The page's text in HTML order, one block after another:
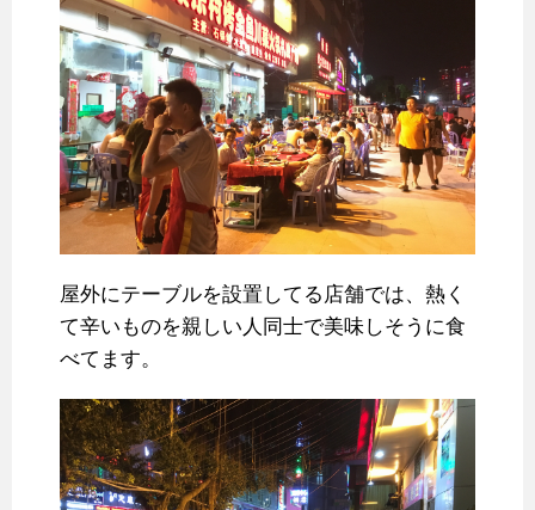
屋外にテーブルを設置してる店舗では、熱く
て辛いものを親しい人同士で美味しそうに食
べてます。